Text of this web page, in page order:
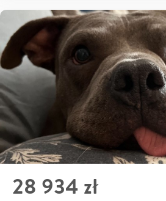
28 934 zł